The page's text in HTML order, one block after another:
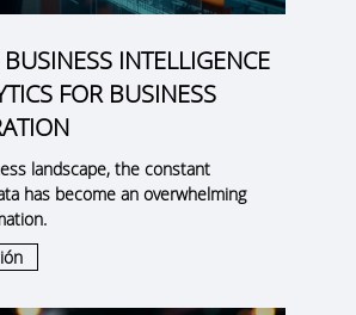
INTELLIGENCE
FOR BUSINESS
landscape, the constant
has become an overwhelming